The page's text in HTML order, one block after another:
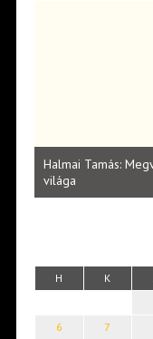
Halmai Tamás:
világa
H K
6
7